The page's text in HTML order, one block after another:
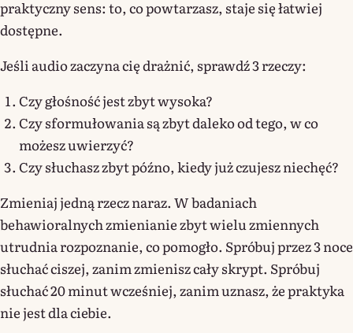
praktyczny sens: to, co powtarzasz, staje się łatwiej
dostępne.
Jeśli audio zaczyna cię drażnić, sprawdź 3 rzeczy:
Czy głośność jest zbyt wysoka?
Czy sformułowania są zbyt daleko od tego, w co
możesz uwierzyć?
Czy słuchasz zbyt późno, kiedy już czujesz niechęć?
Zmieniaj jedną rzecz naraz. W badaniach
behawioralnych zmienianie zbyt wielu zmiennych
utrudnia rozpoznanie, co pomogło. Spróbuj przez 3 noce
słuchać ciszej, zanim zmienisz cały skrypt. Spróbuj
słuchać 20 minut wcześniej, zanim uznasz, że praktyka
nie jest dla ciebie.